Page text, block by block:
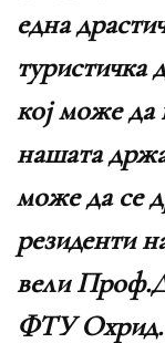
една
туристичка
кој може да
нашата
може да се
резиденти
вели
ФТУ Охрид.